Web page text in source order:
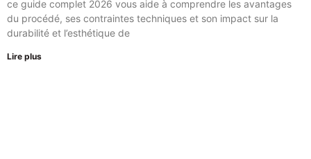
ce guide complet 2026 vous aide à comprendre les avantages
du procédé, ses contraintes techniques et son impact sur la
durabilité et l’esthétique de
Lire plus